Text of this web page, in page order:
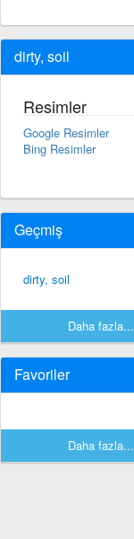
dirty, soil
Resimler
Google Resimler
Bing Resimler
Geçmiş
dirty, soil
Daha fazla...
Favoriler
Daha fazla...